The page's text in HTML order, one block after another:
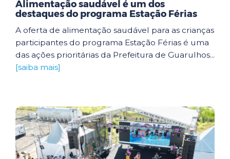
Alimentação saudável é um dos
destaques do programa Estação Férias
A oferta de alimentação saudável para as crianças
participantes do programa Estação Férias é uma
das ações prioritárias da Prefeitura de Guarulhos...
[saiba mais]